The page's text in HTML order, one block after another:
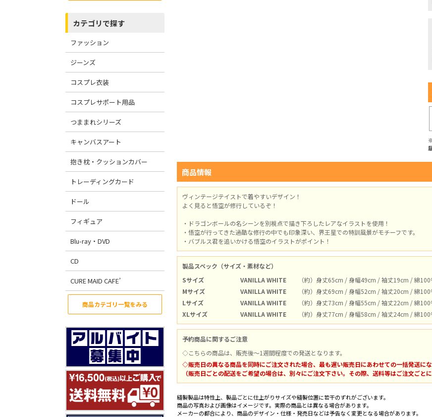
カテゴリで探す
ファッション
ジーンズ
コスプレ衣装
コスプレサポート用品
つままれシリーズ
キャンバスアート
抱き枕・クッションカバー
トレーディングカード
ドール
フィギュア
Blu-ray・DVD
CD
CURE MAID CAFE’
商品カテゴリ一覧をみる
商品情報
ヴィンテージテイストで着やすいデザイン！
よく見ると悟空が修行しているぞ！
・ドラゴンボールの名シーンを別視点で描き下ろしたレアなイラストを使用！
・悟空が行ってきた過酷な修行の中でも印象深い、界王星での特訓風景がモチーフです。
・バブルス君を追いかける悟空のイラストがポイント！
製品スペック（サイズ・素材など）
Sサイズ
VANILLA WHITE
（約）身丈65cm / 身幅49cm / 袖丈19cm / 綿100
Mサイズ
VANILLA WHITE
（約）身丈69cm / 身幅52cm / 袖丈20cm / 綿100
Lサイズ
VANILLA WHITE
（約）身丈73cm / 身幅55cm / 袖丈22cm / 綿100
XLサイズ
VANILLA WHITE （約）身丈77cm / 身幅58cm / 袖丈24cm / 綿100
予約商品に関するご注意
◇こちらの商品は、販売後～1週間程度での発送となります。
◇販売日の異なる商品を同時にご注文された場合、最も遅い販売日にあわせての一括発送にな
（販売日ごとの配送をご希望の場合は、別々にご注文下さい。その際、送料等はご注文ごと
縫製製品は特性上、製品ごとに仕上がりサイズや縫製位置に若干のずれがございます。
商品の写真および画像はイメージです。実際の商品とは異なる場合があります。
メーカーの都合により、商品のデザイン・仕様・発売日などは予告なく変更となる場合があります。